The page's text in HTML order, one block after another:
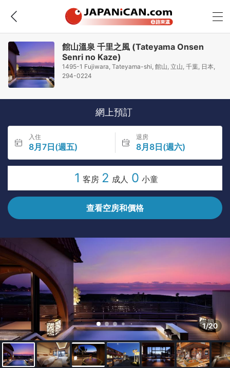
館山溫泉 千里之風 (Tateyama Onsen
Senri no Kaze)
1495-1 Fujiwara, Tateyama-shi, 館山, 立山, 千葉, 日本,
294-0224
網上預訂
入住
8月7日(週五)
退房
8月8日(週六)
1 客房 2 成人 0 小童
查看空房和價格
1/20